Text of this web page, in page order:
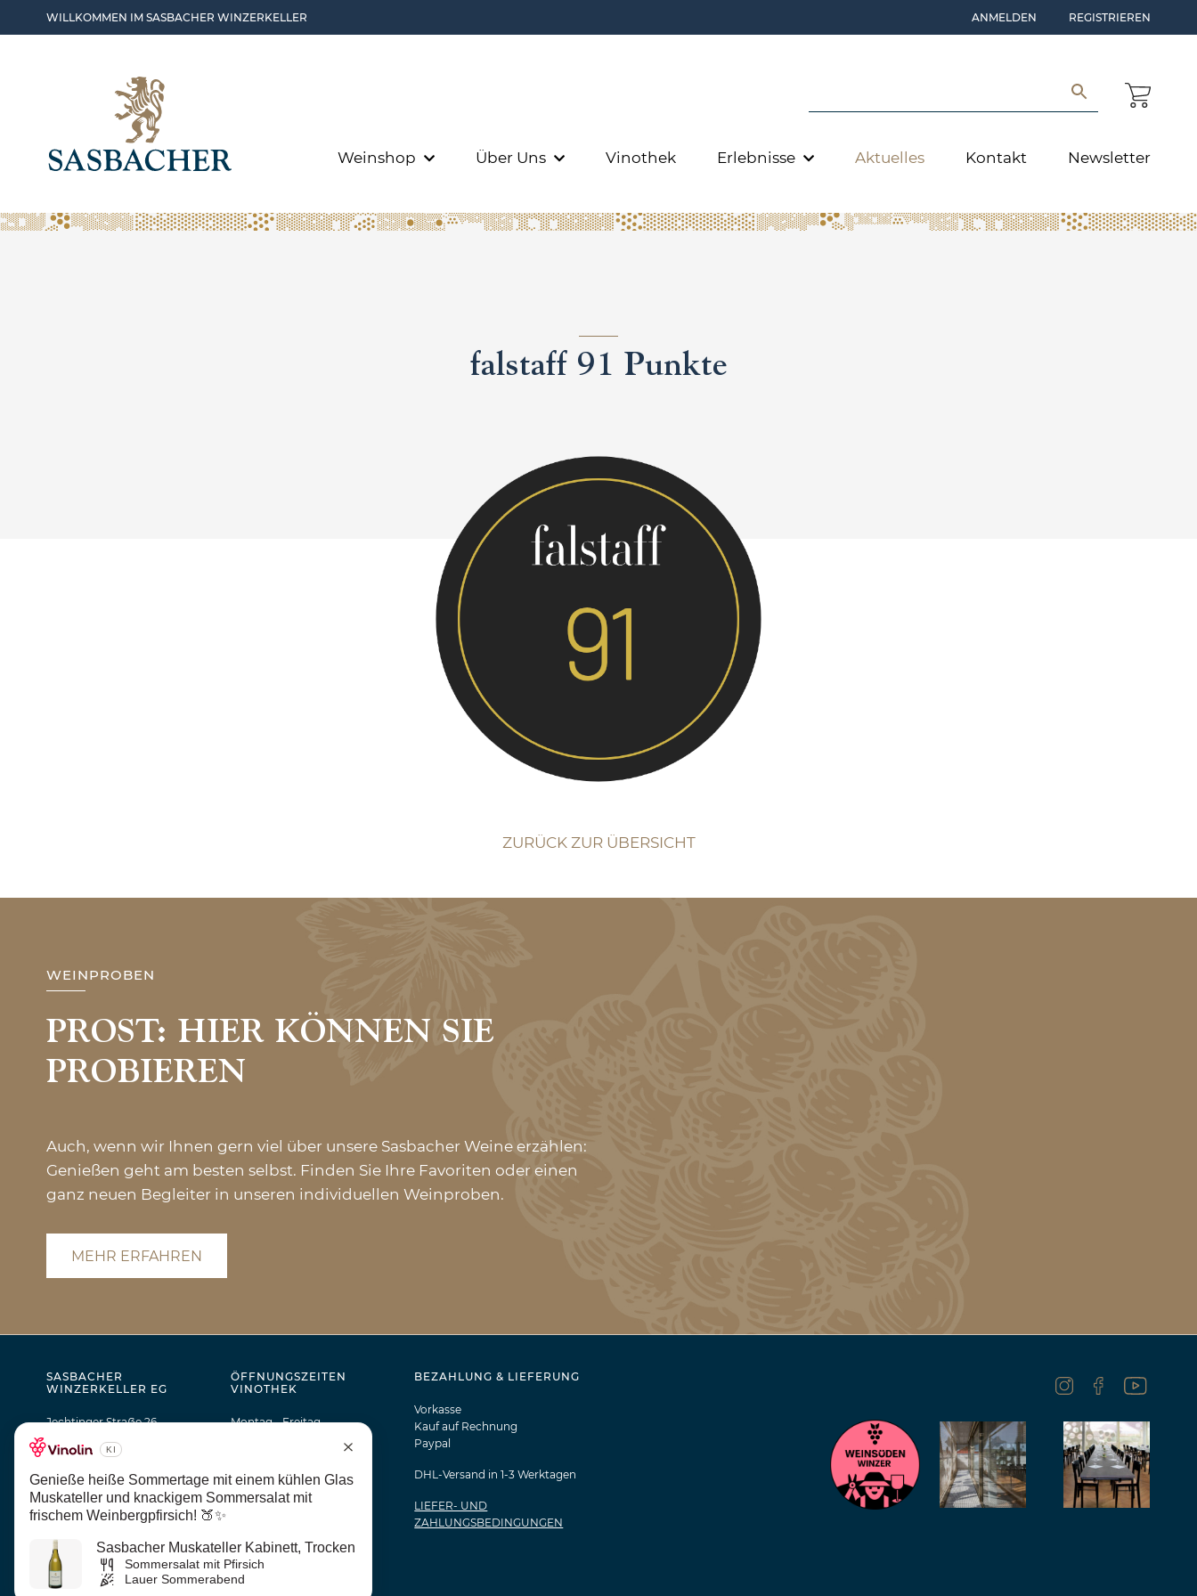
Skip to main content
WILLKOMMEN IM SASBACHER WINZERKELLER ANMELDEN REGISTRIEREN
Weinshop Über Uns Vinothek Erlebnisse Aktuelles Kontakt Newsletter
falstaff 91 Punkte
ZURÜCK ZUR ÜBERSICHT
WEINPROBEN
PROST: HIER KÖNNEN SIE
PROBIEREN
Auch, wenn wir Ihnen gern viel über unsere Sasbacher Weine erzählen:
Genießen geht am besten selbst. Finden Sie Ihre Favoriten oder einen
ganz neuen Begleiter in unseren individuellen Weinproben.
MEHR ERFAHREN
SASBACHER
WINZERKELLER EG
Jechtinger Straẞe 26
Telefax: 07642 / 90 31-50
E-MAIL SCHREIBEN
ÖFFNUNGSZEITEN
VINOTHEK
Montag - Freitag
10.00 - 17.30 Uhr
Samstag
Januar & Februar
Samstag geschlossen
BEZAHLUNG & LIEFERUNG
Vorkasse
Kauf auf Rechnung
Paypal
DHL-Versand in 1-3 Werktagen
LIEFER- UND
ZAHLUNGSBEDINGUNGEN